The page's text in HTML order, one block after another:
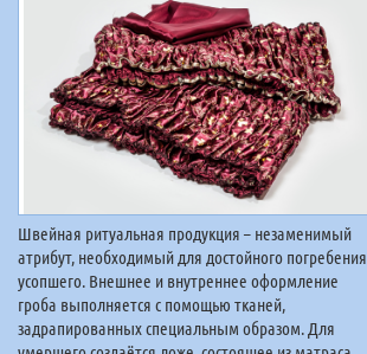
Швейная ритуальная продукция – незаменимый
атрибут, необходимый для достойного погребения
усопшего. Внешнее и внутреннее оформление
гроба выполняется с помощью тканей,
задрапированных специальным образом. Для